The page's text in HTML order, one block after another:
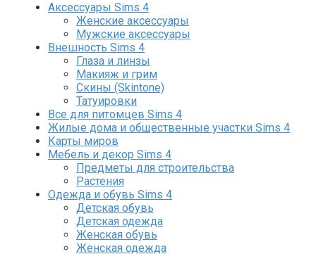
Аксессуары Sims 4
Женские аксессуары
Мужские аксессуары
Внешность Sims 4
Глаза и линзы
Макияж и грим
Скины (Skintone)
Татуировки
Все для питомцев Sims 4
Жилые дома и общественные участки Sims 4
Карты миров
Мебель и декор Sims 4
Предметы для строительства
Растения
Одежда и обувь Sims 4
Детская обувь
Детская одежда
Женская обувь
Женская одежда